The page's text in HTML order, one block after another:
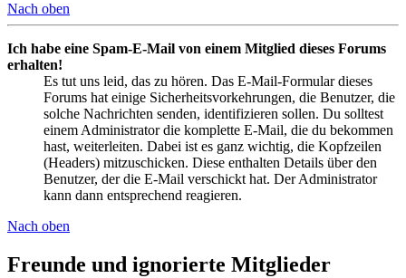
Nach oben
Ich habe eine Spam-E-Mail von einem Mitglied dieses Forums
erhalten!
Es tut uns leid, das zu hören. Das E-Mail-Formular dieses
Forums hat einige Sicherheitsvorkehrungen, die Benutzer, die
solche Nachrichten senden, identifizieren sollen. Du solltest
einem Administrator die komplette E-Mail, die du bekommen
hast, weiterleiten. Dabei ist es ganz wichtig, die Kopfzeilen
(Headers) mitzuschicken. Diese enthalten Details über den
Benutzer, der die E-Mail verschickt hat. Der Administrator
kann dann entsprechend reagieren.
Nach oben
Freunde und ignorierte Mitglieder